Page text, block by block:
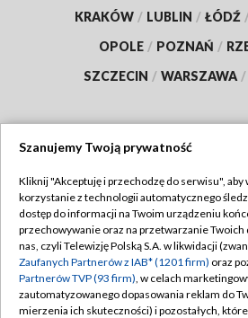
KRAKÓW / LUBLIN / ŁÓDŹ
OPOLE / POZNAŃ /
SZCZECIN / WARSZAWA /
TVP
Abonament TVP
Emisja w TVP
Centrum informacji TVP
Regulamin
Polityka
Moje zgody
Szanujemy Twoją prywatność
Kliknij "Akceptuję i przechodzę do serwisu", aby
korzystanie z technologii automatycznego
dostęp do informacji na Twoim urządzeniu
przechowywanie oraz na przetwarzanie Twoich
nas, czyli Telewizję Polską S.A. w likwidacji
Zaufanych Partnerów z IAB* (1201 firm) oraz
Partnerów TVP (93 firm), w celach
zautomatyzowanego dopasowania reklam do
mierzenia ich skuteczności) i pozostałych,